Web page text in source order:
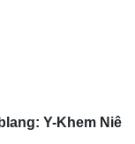
Y-Khem Niê